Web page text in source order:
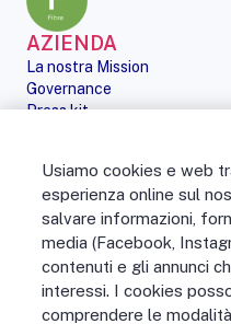
AZIENDA
La nostra Mission
Governance
Press kit
Digital Services Act
PERSONE
No Fibra? No Party!
Posizioni aperte
La vita in Open Fiber
Lavora con noi
La nostra cultura
Usiamo cookies e web
esperienza online sul
salvare informazioni,
media (Facebook,
contenuti e gli annunci
interessi. I cookies
comprendere le